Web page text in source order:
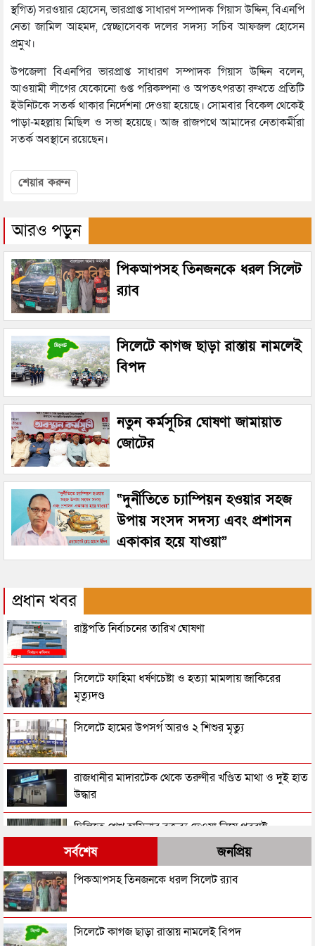
স্থগিত) সরওয়ার হোসেন, ভারপ্রাপ্ত সাধারণ সম্পাদক গিয়াস উদ্দিন, বিএনপি
নেতা জামিল আহমদ, স্বেচ্ছাসেবক দলের সদস্য সচিব আফজল হোসেন
প্রমুখ।
উপজেলা বিএনপির ভারপ্রাপ্ত সাধারণ সম্পাদক গিয়াস উদ্দিন বলেন,
আওয়ামী লীগের যেকোনো গুপ্ত পরিকল্পনা ও অপতৎপরতা রুখতে প্রতিটি
ইউনিটকে সতর্ক থাকার নির্দেশনা দেওয়া হয়েছে। সোমবার বিকেল থেকেই
পাড়া-মহল্লায় মিছিল ও সভা হয়েছে। আজ রাজপথে আমাদের নেতাকর্মীরা
সতর্ক অবস্থানে রয়েছেন।
শেয়ার করুন
আরও পড়ুন
পিকআপসহ তিনজনকে ধরল সিলেট
র‌্যাব
সিলেটে কাগজ ছাড়া রাস্তায় নামলেই
বিপদ
নতুন কর্মসূচির ঘোষণা জামায়াত
জোটের
“দুর্নীতিতে চ্যাম্পিয়ন হওয়ার সহজ
উপায় সংসদ সদস্য এবং প্রশাসন
একাকার হয়ে যাওয়া”
প্রধান খবর
রাষ্ট্রপতি নির্বাচনের তারিখ ঘোষণা
সিলেটে ফাহিমা ধর্ষণচেষ্টা ও হত্যা মামলায় জাকিরের
মৃত্যুদণ্ড
সিলেটে হামের উপসর্গ আরও ২ শিশুর মৃত্যু
রাজধানীর মাদারটেক থেকে তরুণীর খণ্ডিত মাথা ও দুই হাত
উদ্ধার
দিল্লিতে শেখ হাসিনার বক্তব্য দেওয়া নিয়ে পররাষ্ট্র
মন্ত্রণালয়ের ক্ষোভ
সিলেটের সাবেক মন্ত্রী-এমপিরা কে কোথায়?
জুলাই আন্দোলন ছাত্র-জনতার বীরত্বের স্মারকস্তম্ভ:
সর্বশেষ জনপ্রিয়
পিকআপসহ তিনজনকে ধরল সিলেট র‌্যাব
সিলেটে কাগজ ছাড়া রাস্তায় নামলেই বিপদ